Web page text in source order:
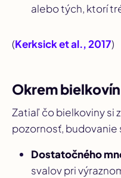
alebo tých, ktorí
(Kerksick et al., 2017)
Okrem
Zatiaľ čo bielkoviny si
pozornosť, budovanie
Dostatočného
svalov pri